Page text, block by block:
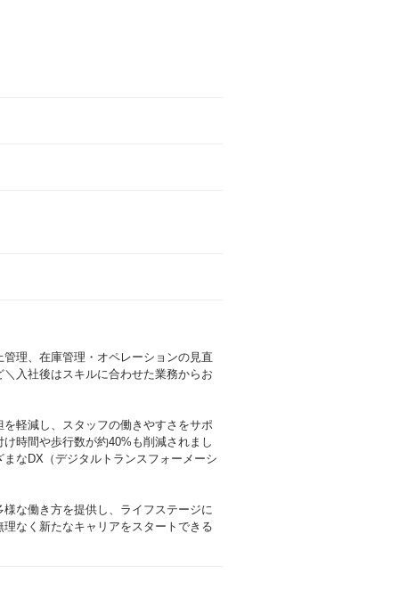
理、在庫管理・オペレーションの見直
入社後はスキルに合わせた業務からお
軽減し、スタッフの働きやすさをサポ
時間や歩行数が約40%も削減されまし
なDX（デジタルトランスフォーメーシ
な働き方を提供し、ライフステージに
なく新たなキャリアをスタートできる